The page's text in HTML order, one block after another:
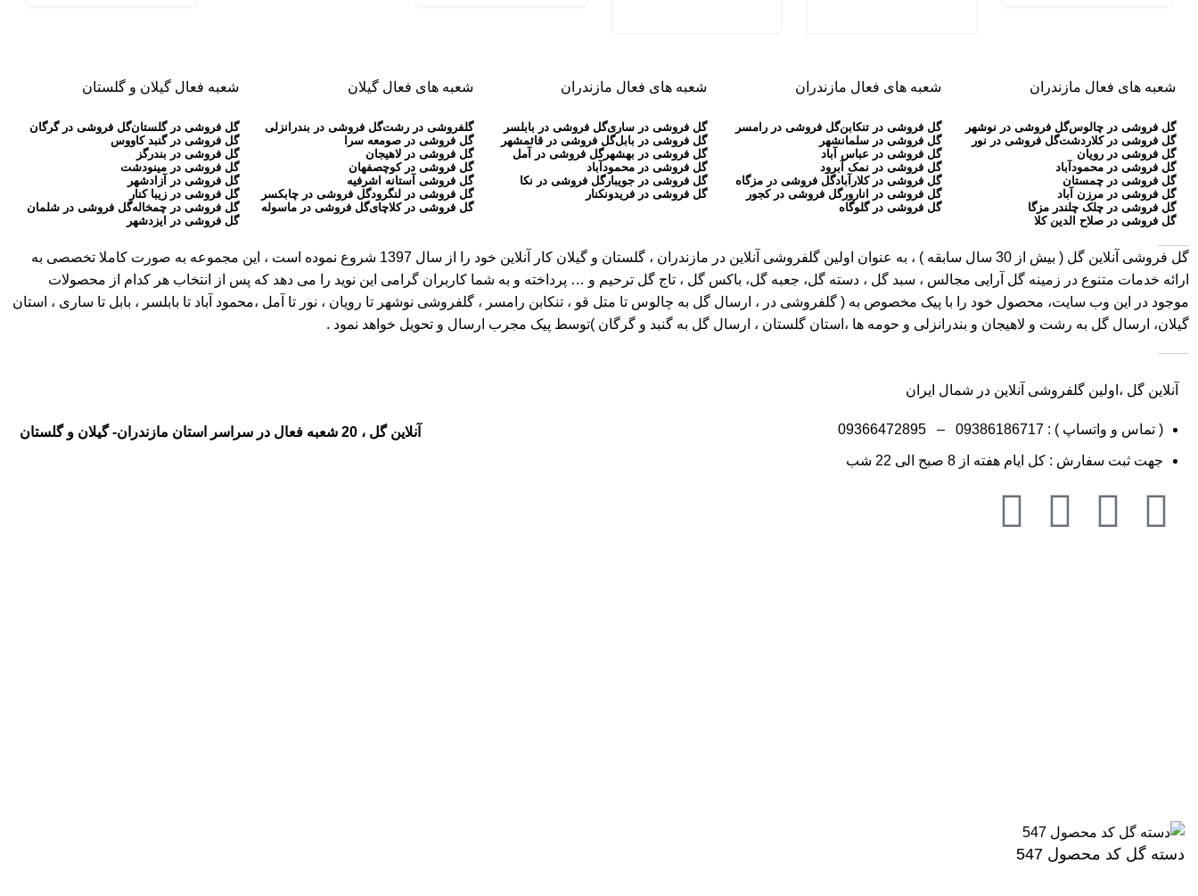
شعبه های فعال مازندران
گل فروشی در چالوسگل فروشی در نوشهر
گل فروشی در کلاردشتگل فروشی در نور
گل فروشی در رویان
گل فروشی در محمودآباد
گل فروشی در چمستان
گل فروشی در مرزن آباد
گل فروشی در چلک چلندر مزگا
گل فروشی در صلاح الدین کلا
شعبه های فعال مازندران
گل فروشی در تنکابنگل فروشی در رامسر
گل فروشی در سلمانشهر
گل فروشی در عباس آباد
گل فروشی در نمک آبرود
گل فروشی در کلارآبادگل فروشی در مزگاه
گل فروشی در انارورگل فروشی در کجور
گل فروشی در گلوگاه
شعبه های فعال مازندران
گل فروشی در ساریگل فروشی در بابلسر
گل فروشی در بابلگل فروشی در قائمشهر
گل فروشی در بهشهرگل فروشی در آمل
گل فروشی در محمودآباد
گل فروشی در جویبارگل فروشی در نکا
گل فروشی در فریدونکنار
شعبه های فعال گیلان
گلفروشی در رشتگل فروشی در بندرانزلی
گل فروشی در صومعه سرا
گل فروشی در لاهیجان
گل فروشی در کوچصفهان
گل فروشی آستانه اشرفیه
گل فروشی در لنگرودگل فروشی در چابکسر
گل فروشی در کلاچایگل فروشی در ماسوله
شعبه فعال گیلان و گلستان
گل فروشی در گلستانگل فروشی در گرگان
گل فروشی در گنبد کاووس
گل فروشی در بندرگز
گل فروشی در مینودشت
گل فروشی در آزادشهر
گل فروشی در زیبا کنار
گل فروشی در چمخالهگل فروشی در شلمان
گل فروشی در ایزدشهر
گل فروشی آنلاین گل
( بیش از 30 سال سابقه ) ، به عنوان اولین گلفروشی آنلاین در مازندران ، گلستان و گیلان کار آنلاین خود را از سال 1397 شروع نموده است ، این مجموعه به صورت کاملا تخصصی به
ارائه خدمات متنوع در زمینه گل آرایی مجالس ، سبد گل ، دسته گل، جعبه گل، باکس گل ، تاج گل ترحیم و … پرداخته و به شما کاربران گرامی این نوید را می دهد که پس از انتخاب هر کدام از محصولات
موجود در این وب سایت، محصول خود را با پیک مخصوص به ( گلفروشی در ، ارسال گل به چالوس تا متل قو ، تنکابن رامسر ، گلفروشی نوشهر تا رویان ، نور تا آمل ،محمود آباد تا بابلسر ، بابل تا ساری ، استان
گیلان، ارسال گل به رشت و لاهیجان و بندرانزلی و حومه ها ،استان گلستان ، ارسال گل به گنبد و گرگان )توسط پیک مجرب ارسال و تحویل خواهد نمود .
آنلاین گل ،اولین گلفروشی آنلاین در شمال ایران
( تماس و واتساپ ) : 09386186717
–
09366472895
جهت ثبت سفارش : کل ایام هفته از 8 صبح الی 22 شب
آنلاین گل ، 20 شعبه فعال در سراسر استان مازندران- گیلان و گلستان
دسته گل کد محصول 547